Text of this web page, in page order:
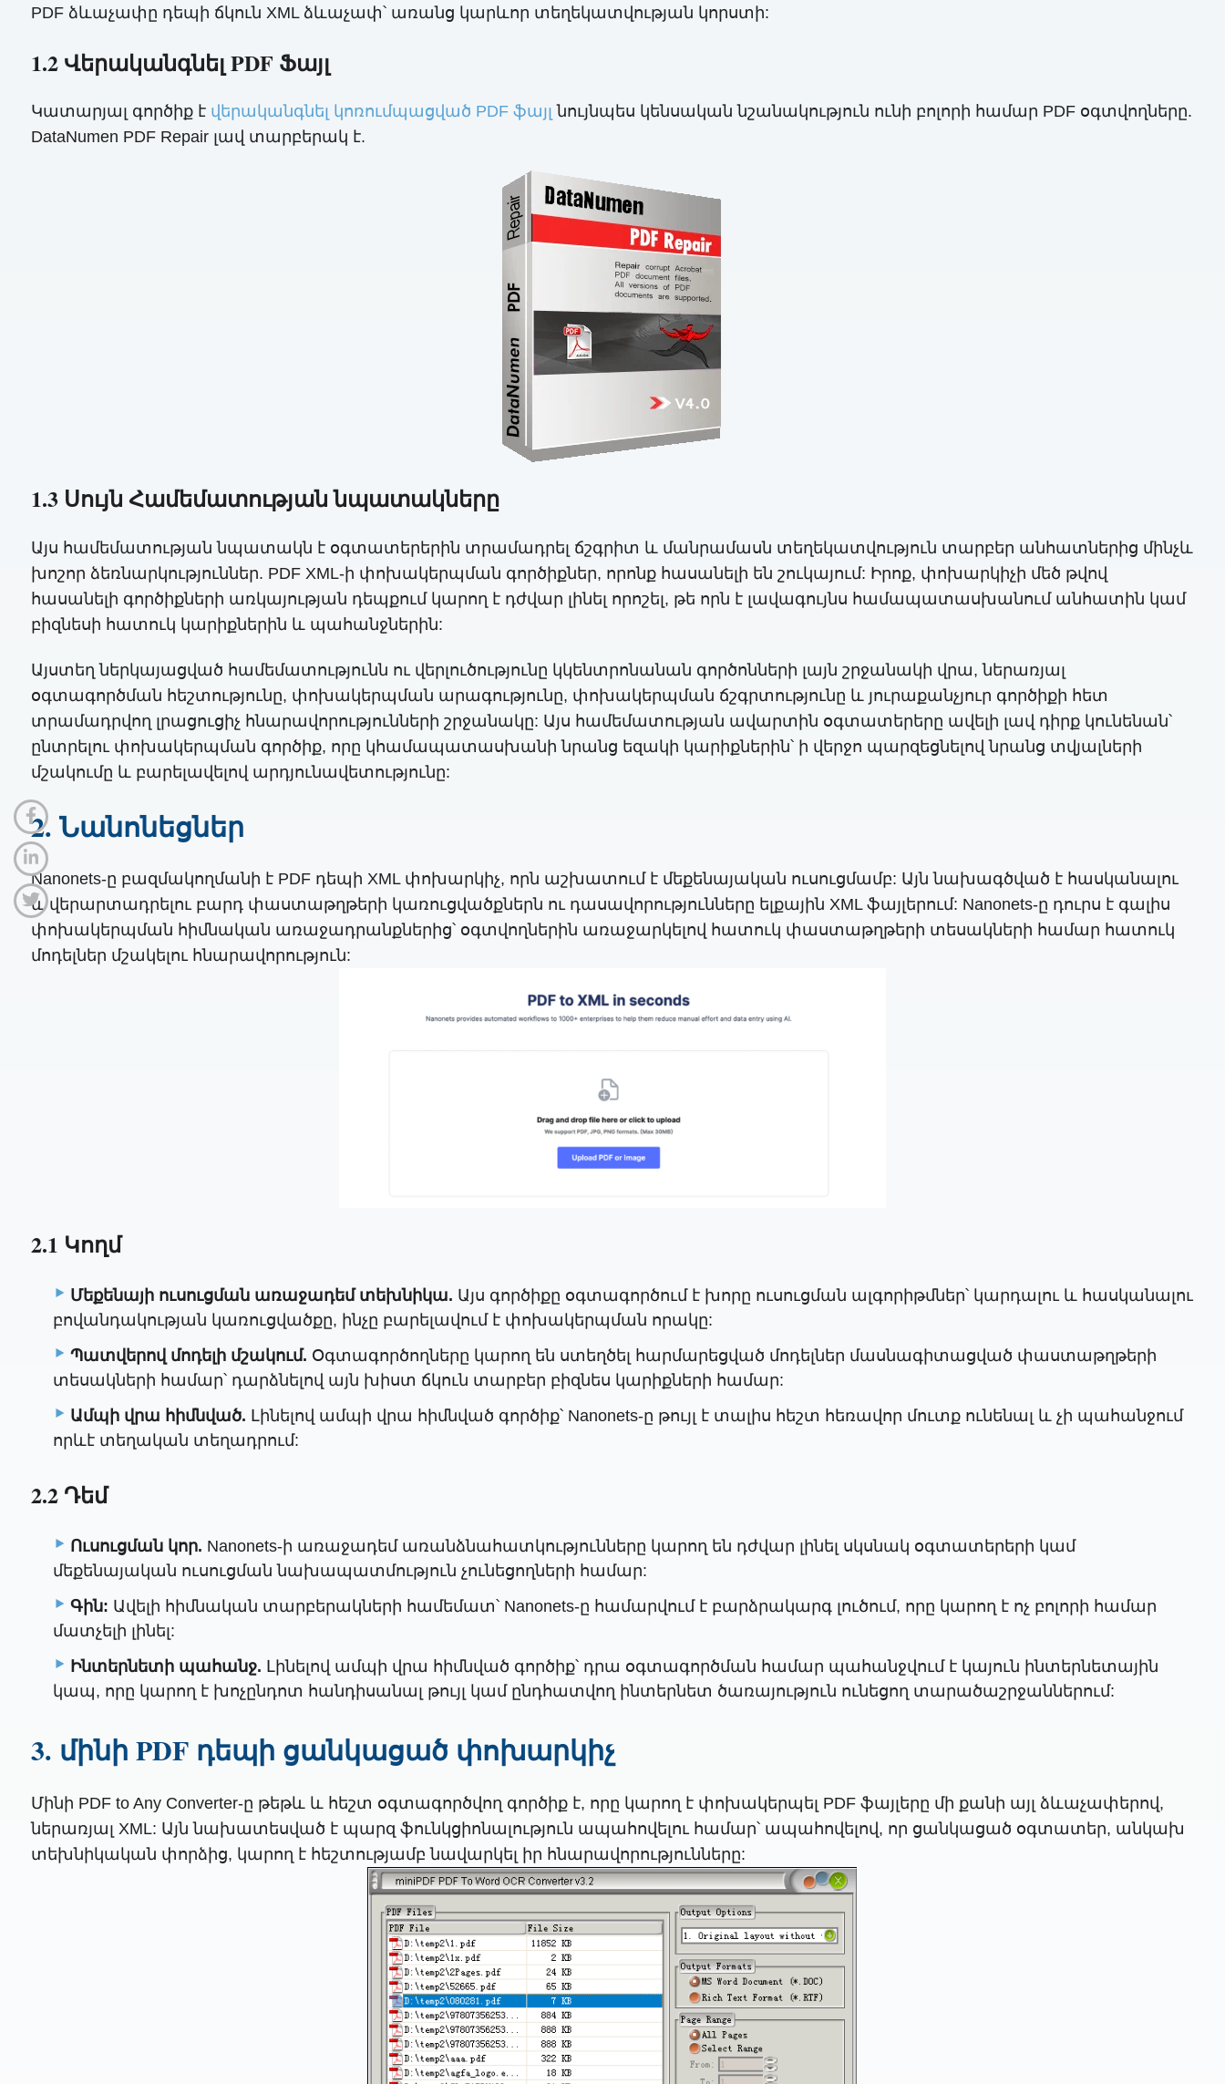
PDF ձևաչափը դեպի ճկուն XML ձևաչափ՝ առանց կարևոր տեղեկատվության կորստի:
1.2 Վերականգնել PDF Ֆայլ
Կատարյալ գործիք է վերականգնել կոռումպացված PDF ֆայլ նույնպես կենսական նշանակություն ունի բոլորի համար PDF օգտվողները.
DataNumen PDF Repair լավ տարբերակ է.
1.3 Սույն Համեմատության նպատակները
Այս համեմատության նպատակն է օգտատերերին տրամադրել ճշգրիտ և մանրամասն տեղեկատվություն տարբեր անհատներից մինչև
խոշոր ձեռնարկություններ. PDF XML-ի փոխակերպման գործիքներ, որոնք հասանելի են շուկայում: Իրոք, փոխարկիչի մեծ թվով
հասանելի գործիքների առկայության դեպքում կարող է դժվար լինել որոշել, թե որն է լավագույնս համապատասխանում անհատին կամ
բիզնեսի հատուկ կարիքներին և պահանջներին:
Այստեղ ներկայացված համեմատությունն ու վերլուծությունը կկենտրոնանան գործոնների լայն շրջանակի վրա, ներառյալ
օգտագործման հեշտությունը, փոխակերպման արագությունը, փոխակերպման ճշգրտությունը և յուրաքանչյուր գործիքի հետ
տրամադրվող լրացուցիչ հնարավորությունների շրջանակը: Այս համեմատության ավարտին օգտատերերը ավելի լավ դիրք կունենան՝
ընտրելու փոխակերպման գործիք, որը կհամապատասխանի նրանց եզակի կարիքներին՝ ի վերջո պարզեցնելով նրանց տվյալների
մշակումը և բարելավելով արդյունավետությունը:
2. Նանոնեցներ
Nanonets-ը բազմակողմանի է PDF դեպի XML փոխարկիչ, որն աշխատում է մեքենայական ուսուցմամբ: Այն նախագծված է հասկանալու
և վերարտադրելու բարդ փաստաթղթերի կառուցվածքներն ու դասավորությունները ելքային XML ֆայլերում: Nanonets-ը դուրս է գալիս
փոխակերպման հիմնական առաջադրանքներից՝ օգտվողներին առաջարկելով հատուկ փաստաթղթերի տեսակների համար հատուկ
մոդելներ մշակելու հնարավորություն:
2.1 Կողմ
Մեքենայի ուսուցման առաջադեմ տեխնիկա. Այս գործիքը օգտագործում է խորը ուսուցման ալգորիթմներ՝ կարդալու և հասկանալու
բովանդակության կառուցվածքը, ինչը բարելավում է փոխակերպման որակը:
Պատվերով մոդելի մշակում. Օգտագործողները կարող են ստեղծել հարմարեցված մոդելներ մասնագիտացված փաստաթղթերի
տեսակների համար՝ դարձնելով այն խիստ ճկուն տարբեր բիզնես կարիքների համար:
Ամպի վրա հիմնված. Լինելով ամպի վրա հիմնված գործիք՝ Nanonets-ը թույլ է տալիս հեշտ հեռավոր մուտք ունենալ և չի պահանջում
որևէ տեղական տեղադրում:
2.2 Դեմ
Ուսուցման կոր. Nanonets-ի առաջադեմ առանձնահատկությունները կարող են դժվար լինել սկսնակ օգտատերերի կամ
մեքենայական ուսուցման նախապատմություն չունեցողների համար:
Գին: Ավելի հիմնական տարբերակների համեմատ՝ Nanonets-ը համարվում է բարձրակարգ լուծում, որը կարող է ոչ բոլորի համար
մատչելի լինել:
Ինտերնետի պահանջ. Լինելով ամպի վրա հիմնված գործիք՝ դրա օգտագործման համար պահանջվում է կայուն ինտերնետային
կապ, որը կարող է խոչընդոտ հանդիսանալ թույլ կամ ընդհատվող ինտերնետ ծառայություն ունեցող տարածաշրջաններում:
3. մինի PDF դեպի ցանկացած փոխարկիչ
Մինի PDF to Any Converter-ը թեթև և հեշտ օգտագործվող գործիք է, որը կարող է փոխակերպել PDF ֆայլերը մի քանի այլ ձևաչափերով,
ներառյալ XML: Այն նախատեսված է պարզ ֆունկցիոնալություն ապահովելու համար՝ ապահովելով, որ ցանկացած օգտատեր, անկախ
տեխնիկական փորձից, կարող է հեշտությամբ նավարկել իր հնարավորությունները: